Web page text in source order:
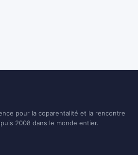
pour la coparentalité et la rencontre
2008 dans le monde entier.